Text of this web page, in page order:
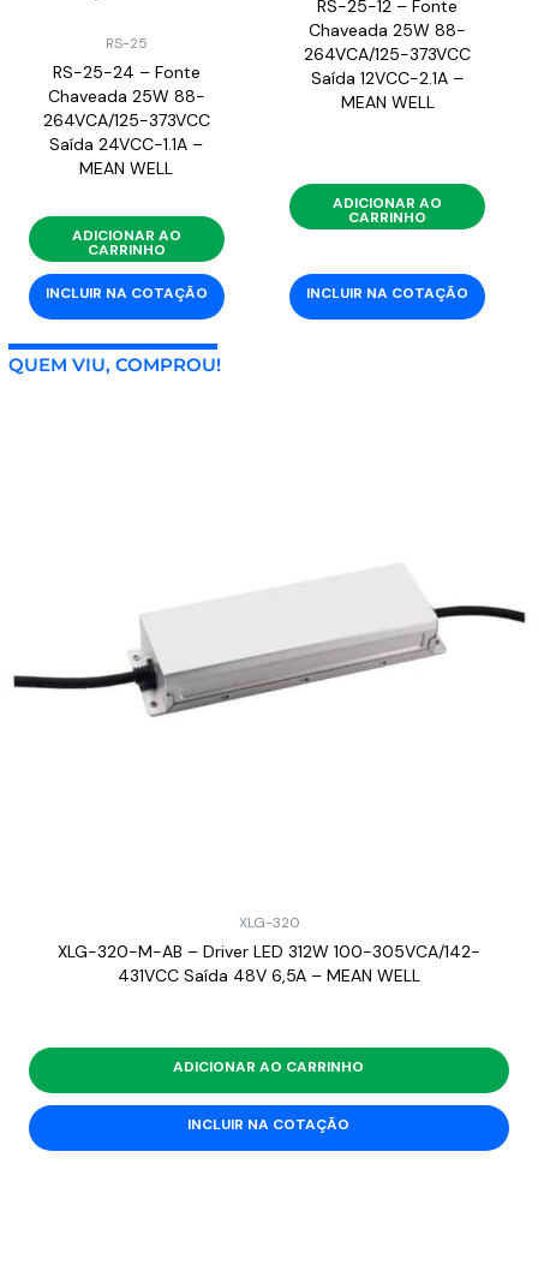
RS-25
RS-25-24 – Fonte
Chaveada 25W 88-
264VCA/125-373VCC
Saída 24VCC-1.1A –
MEAN WELL
ADICIONAR AO
CARRINHO
INCLUIR NA COTAÇÃO
RS-25-12 – Fonte
Chaveada 25W 88-
264VCA/125-373VCC
Saída 12VCC-2.1A –
MEAN WELL
ADICIONAR AO
CARRINHO
INCLUIR NA COTAÇÃO
QUEM VIU, COMPROU!
XLG-320
XLG-320-M-AB – Driver LED 312W 100-305VCA/142-
431VCC Saída 48V 6,5A – MEAN WELL
ADICIONAR AO CARRINHO
INCLUIR NA COTAÇÃO